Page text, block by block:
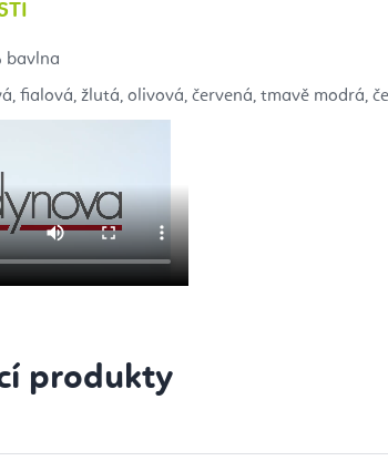
bavlna
fialová, žlutá, olivová, červená, tmavě modrá,
produkty